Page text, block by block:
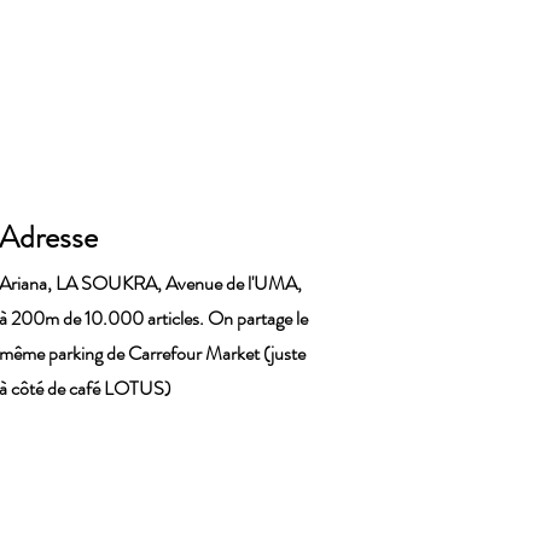
Adresse
Ariana, LA SOUKRA, Avenue de l'UMA,
à 200m de 10.000 articles. On partage le
même parking de Carrefour Market (juste
à côté de café LOTUS)